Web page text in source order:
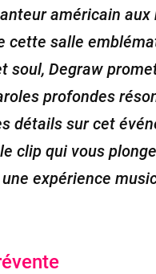
américain
cette salle
soul, Degraw
profondes
détails sur cet
clip qui vous
expérience